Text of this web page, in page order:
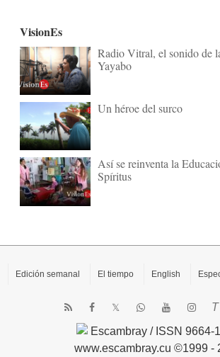
VisionEs
Radio Vitral, el sonido de
Yayabo
Un héroe del surco
Así se reinventa la
Spíritus
Edición semanal El tiempo English
T
Escambray / ISSN 9664-
www.escambray.cu ©1999 -